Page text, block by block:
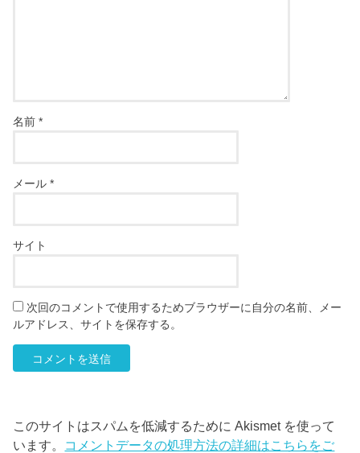
名前*
メール*
サイト
次回のコメントで使用するためブラウザーに自分の名前、メー
ルアドレス、サイトを保存する。
このサイトはスパムを低減するために Akismet を使って
います。 コメントデータの処理方法の詳細はこちらをご